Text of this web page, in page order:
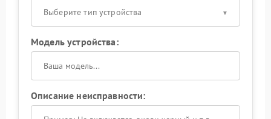
Выберите тип устройства
Модель устройства:
Описание неисправности: